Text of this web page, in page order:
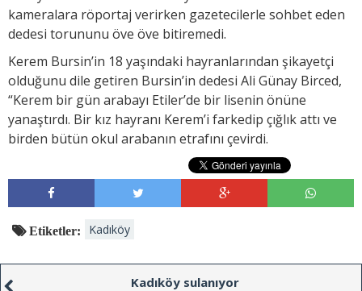
kameralara röportaj verirken gazetecilerle sohbet eden
dedesi torununu öve öve bitiremedi.
Kerem Bursin’in 18 yaşındaki hayranlarından şikayetçi
olduğunu dile getiren Bursin’in dedesi Ali Günay Birced,
“Kerem bir gün arabayı Etiler’de bir lisenin önüne
yanaştırdı. Bir kız hayranı Kerem’i farkedip çığlık attı ve
birden bütün okul arabanın etrafını çevirdi.
Etiketler: Kadıköy
Kadıköy sulanıyor